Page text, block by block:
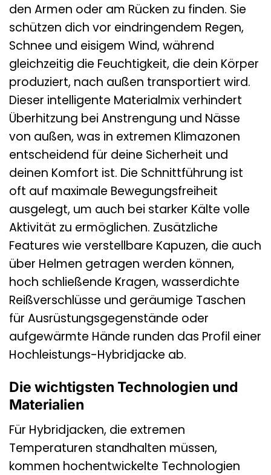
den Armen oder am Rücken zu finden. Sie
schützen dich vor eindringendem Regen,
Schnee und eisigem Wind, während
gleichzeitig die Feuchtigkeit, die dein Körper
produziert, nach außen transportiert wird.
Dieser intelligente Materialmix verhindert
Überhitzung bei Anstrengung und Nässe
von außen, was in extremen Klimazonen
entscheidend für deine Sicherheit und
deinen Komfort ist. Die Schnittführung ist
oft auf maximale Bewegungsfreiheit
ausgelegt, um auch bei starker Kälte volle
Aktivität zu ermöglichen. Zusätzliche
Features wie verstellbare Kapuzen, die auch
über Helmen getragen werden können,
hoch schließende Kragen, wasserdichte
Reißverschlüsse und geräumige Taschen
für Ausrüstungsgegenstände oder
aufgewärmte Hände runden das Profil einer
Hochleistungs-Hybridjacke ab.
Die wichtigsten Technologien und
Materialien
Für Hybridjacken, die extremen
Temperaturen standhalten müssen,
kommen hochentwickelte Technologien